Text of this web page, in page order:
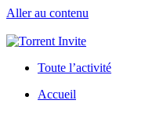
Aller au contenu
Toute l’activité
Accueil